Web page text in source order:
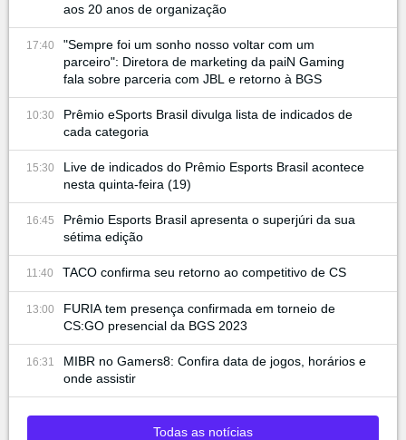
aos 20 anos de organização
17:40
"Sempre foi um sonho nosso voltar com um
parceiro": Diretora de marketing da paiN Gaming
fala sobre parceria com JBL e retorno à BGS
10:30
Prêmio eSports Brasil divulga lista de indicados de
cada categoria
15:30
Live de indicados do Prêmio Esports Brasil acontece
nesta quinta-feira (19)
16:45
Prêmio Esports Brasil apresenta o superjúri da sua
sétima edição
11:40 TACO confirma seu retorno ao competitivo de CS
13:00
FURIA tem presença confirmada em torneio de
CS:GO presencial da BGS 2023
16:31
MIBR no Gamers8: Confira data de jogos, horários e
onde assistir
Todas as notícias